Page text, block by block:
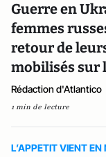
Guerre en
femmes
retour de
mobilisés sur
Rédaction d'Atlantico
1 min de lecture
L’APPETIT VIENT